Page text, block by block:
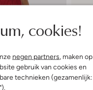
cookies!
negen partners, maken op
gebruik van cookies en
technieken (gezamenlijk: